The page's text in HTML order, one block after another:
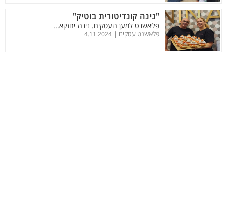
"נינה קונדיטורית בוטיק"
פלאשנט למען העסקים. נינה יחזקא...
פלאשנט עסקים | 4.11.2024